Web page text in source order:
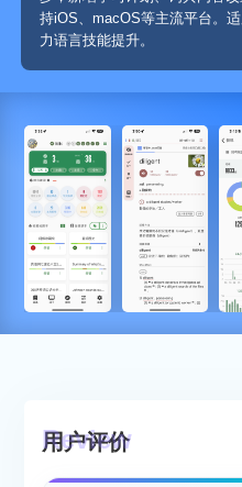
持iOS、macOS等主流平台。
力语言技能提升。
用户评价